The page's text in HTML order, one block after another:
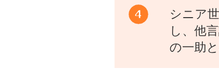
シニア
し、他
の一助